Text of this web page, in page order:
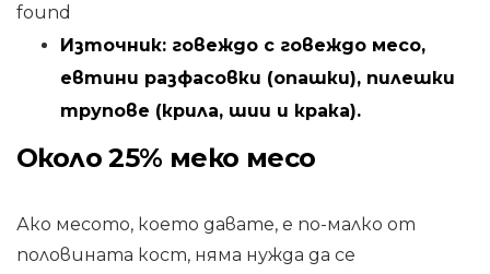
found
Източник: говеждо с говеждо месо,
евтини разфасовки (опашки), пилешки
трупове (крила, шии и крака).
Около 25% меко месо
Ако месото, което давате, е по-малко от
половината кост, няма нужда да се